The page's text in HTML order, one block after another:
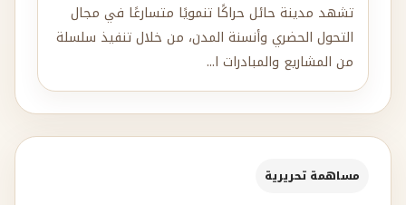
تشهد مدينة حائل حراكًا تنمويًا متسارعًا في مجال
التحول الحضري وأنسنة المدن، من خلال تنفيذ سلسلة
من المشاريع والمبادرات ا...
مساهمة تحريرية